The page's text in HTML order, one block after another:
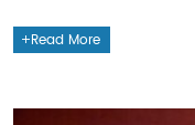
Read More